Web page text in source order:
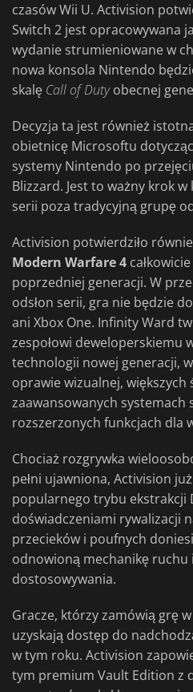
czasów Wii U. Activision
Switch 2 jest opracowywana
wydanie strumieniowane w
nowa konsola Nintendo
skalę Call of Dutyobecnej
Decyzja ta jest również
obietnicę Microsoftu
systemy Nintendo po
Blizzard. Jest to ważny krok
serii poza tradycyjną grupę
Activision potwierdziło
Modern Warfare 4
poprzedniej generacji. W
odsłon serii, gra nie będzie
ani Xbox One. Infinity Ward
zespołowi deweloperskiemu
technologii nowej generacji,
oprawie wizualnej,
zaawansowanych systemach
rozszerzonych funkcjach dla
Chociaż rozgrywka
pełni ujawniona, Activision
popularnego trybu ekstrakcji
doświadczeniami rywalizacji
przecieków i poufnych
odnowioną mechanikę ruchu
dostosowywania.
Gracze, którzy zamówią grę
uzyskają dostęp do
w tym roku. Activision
tym premium Vault Edition z